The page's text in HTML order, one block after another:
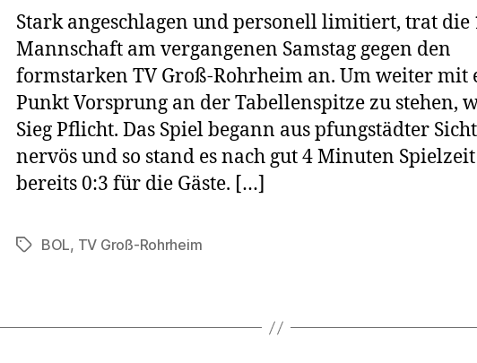
Stark angeschlagen und personell limitiert, trat die
Mannschaft am vergangenen Samstag gegen den
formstarken TV Groß-Rohrheim an. Um weiter mit
Punkt Vorsprung an der Tabellenspitze zu stehen,
Sieg Pflicht. Das Spiel begann aus pfungstädter
nervös und so stand es nach gut 4 Minuten Spielzeit
bereits 0:3 für die Gäste. […]
Schlagwörter
BOL, TV Groß-Rohrheim